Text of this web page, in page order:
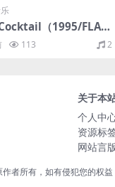
（1995/FLAC/
）
113 2
关于本
个人中
资源标
网站言
者所有，如有侵犯您的